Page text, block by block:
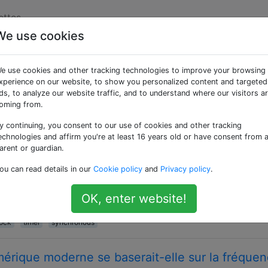
«timer»
après un événement déclencheur. La
oscillateur.
microcontrôleurs avec une précision micro-
afin qu'ils puissent mesurer la vitesse des
doivent avoir une précision de l'ordre de la
deux micro-contrôleurs ( ATmega328 ) qui utilisent un
timer synchronous
moderne se baserait-elle sur la
use cookies
use cookies and other tracking technologies to improve your browsing
on our website, to show you personalized content and targeted
to analyze our website traffic, and to understand where our visitors
from.
continuing, you consent to our use of cookies and other tracking
and affirm you're at least 16 years old or have consent from a
or guardian.
can read details in our Cookie policy and Privacy policy.
OK, enter website!